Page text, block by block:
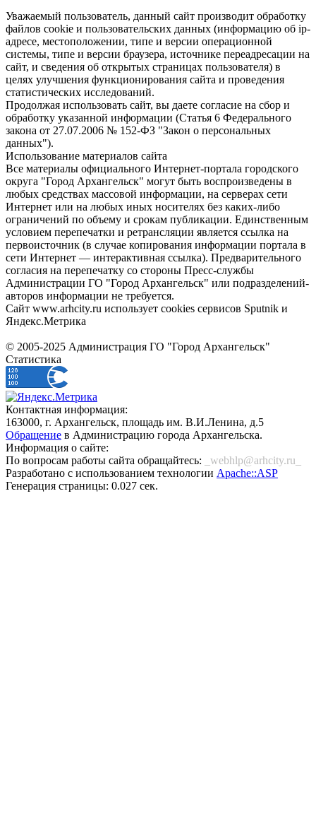
Уважаемый пользователь, данный сайт производит обработку
файлов cookie и пользовательских данных (информацию об ip-
адресе, местоположении, типе и версии операционной
системы, типе и версии браузера, источнике переадресации на
сайт, и сведения об открытых страницах пользователя) в
целях улучшения функционирования сайта и проведения
статистических исследований.
Продолжая использовать сайт, вы даете согласие на сбор и
обработку указанной информации (Статья 6 Федерального
закона от 27.07.2006 № 152-ФЗ "Закон о персональных
данных").
Использование материалов сайта
Все материалы официального Интернет-портала городского
округа "Город Архангельск" могут быть воспроизведены в
любых средствах массовой информации, на серверах сети
Интернет или на любых иных носителях без каких-либо
ограничений по объему и срокам публикации. Единственным
условием перепечатки и ретрансляции является ссылка на
первоисточник (в случае копирования информации портала в
сети Интернет — интерактивная ссылка). Предварительного
согласия на перепечатку со стороны Пресс-службы
Администрации ГО "Город Архангельск" или подразделений-
авторов информации не требуется.
Сайт www.arhcity.ru использует cookies сервисов Sputnik и
Яндекс.Метрика
© 2005-2025 Администрация ГО "Город Архангельск"
Статистика
Контактная информация:
163000, г. Архангельск, площадь им. В.И.Ленина, д.5
Обращение в Администрацию города Архангельска.
Информация о сайте:
По вопросам работы сайта обращайтесь:
_webhlp@arhcity.ru_
Разработано с использованием технологии Apache::ASP
Генерация страницы: 0.027 сек.